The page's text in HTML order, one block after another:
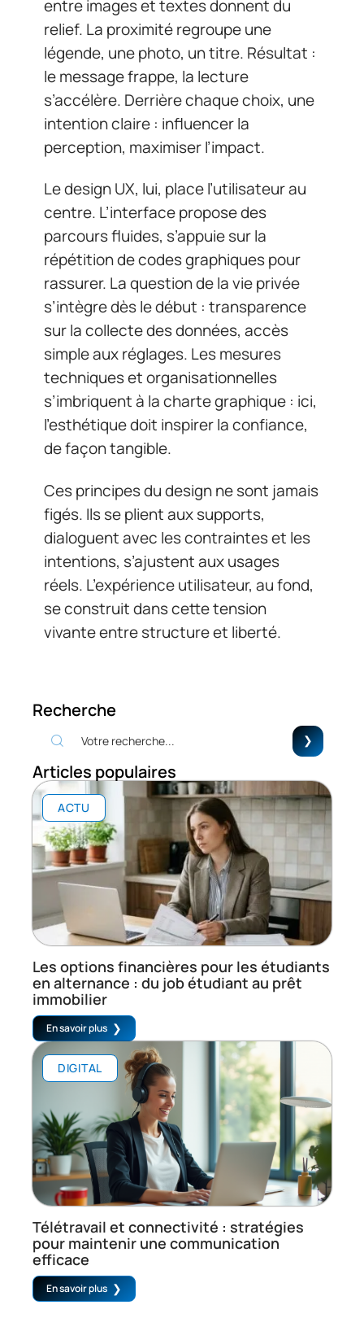
entre images et textes donnent du
relief. La proximité regroupe une
légende, une photo, un titre. Résultat :
le message frappe, la lecture
s’accélère. Derrière chaque choix, une
intention claire : influencer la
perception, maximiser l’impact.
Le design UX, lui, place l’utilisateur au
centre. L’interface propose des
parcours fluides, s’appuie sur la
répétition de codes graphiques pour
rassurer. La question de la vie privée
s’intègre dès le début : transparence
sur la collecte des données, accès
simple aux réglages. Les mesures
techniques et organisationnelles
s’imbriquent à la charte graphique : ici,
l’esthétique doit inspirer la confiance,
de façon tangible.
Ces principes du design ne sont jamais
figés. Ils se plient aux supports,
dialoguent avec les contraintes et les
intentions, s’ajustent aux usages
réels. L’expérience utilisateur, au fond,
se construit dans cette tension
vivante entre structure et liberté.
Recherche
Articles populaires
ACTU
Les options financières pour les étudiants
en alternance : du job étudiant au prêt
immobilier
En savoir plus
DIGITAL
Télétravail et connectivité : stratégies
pour maintenir une communication
efficace
En savoir plus